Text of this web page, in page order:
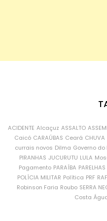
ACIDENTE Alcaçuz ASSALTO
Caicó CARAÚBAS Ceará CHUVA
currais novos Dilma Governo do
PIRANHAS JUCURUTU LULA
Pagamento PARAÍBA PARELHAS
POLÍCIA MILITAR Política PRF
Robinson Faria Roubo SERRA
Costa